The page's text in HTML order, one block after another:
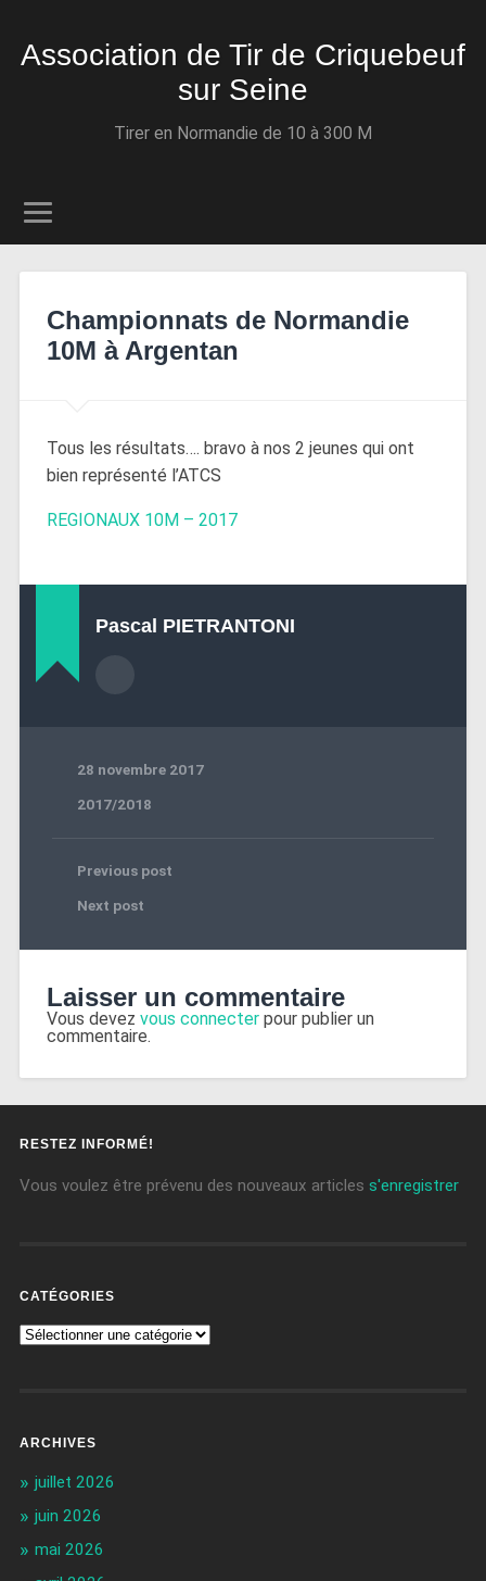
Association de Tir de Criquebeuf
sur Seine
Tirer en Normandie de 10 à 300 M
Championnats de Normandie
10M à Argentan
Tous les résultats…. bravo à nos 2 jeunes qui ont
bien représenté l’ATCS
REGIONAUX 10M – 2017
Pascal PIETRANTONI
28 novembre 2017
2017/2018
Previous post
Next post
Laisser un commentaire
Vous devez vous connecterpour publier un
commentaire.
RESTEZ INFORMÉ!
Vous voulez être prévenu des nouveaux articles s'enregistrer
CATÉGORIES
ARCHIVES
juillet 2026
juin 2026
mai 2026